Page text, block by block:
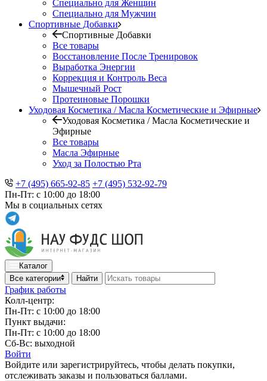
Специально для Женщин
Специально для Мужчин
Спортивные Добавки
Спортивные Добавки
Все товары
Восстановление После Тренировок
Выработка Энергии
Коррекция и Контроль Веса
Мышечный Рост
Протеиновые Порошки
Уходовая Косметика / Масла Косметические и Эфирные
Уходовая Косметика / Масла Косметические и
Эфирные
Все товары
Масла Эфирные
Уход за Полостью Рта
+7 (495) 665-92-85 +7 (495) 532-92-79
Пн-Пт: с 10:00 до 18:00
Мы в социальных сетях
Каталог
Все категории
Найти
График работы
Колл-центр:
Пн-Пт: с 10:00 до 18:00
Пункт выдачи:
Пн-Пт: с 10:00 до 18:00
Сб-Вс: выходной
Войти
Войдите или зарегистрируйтесь, чтобы делать покупки,
отслеживать заказы и пользоваться баллами.